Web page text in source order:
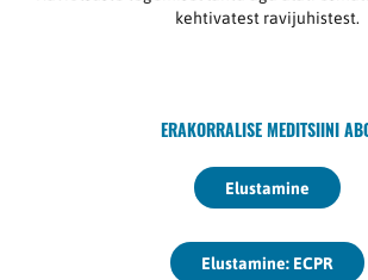
kehtivatest ravijuhistest.
ERAKORRALISE MEDITSIINI
Elustamine
Elustamine: ECPR